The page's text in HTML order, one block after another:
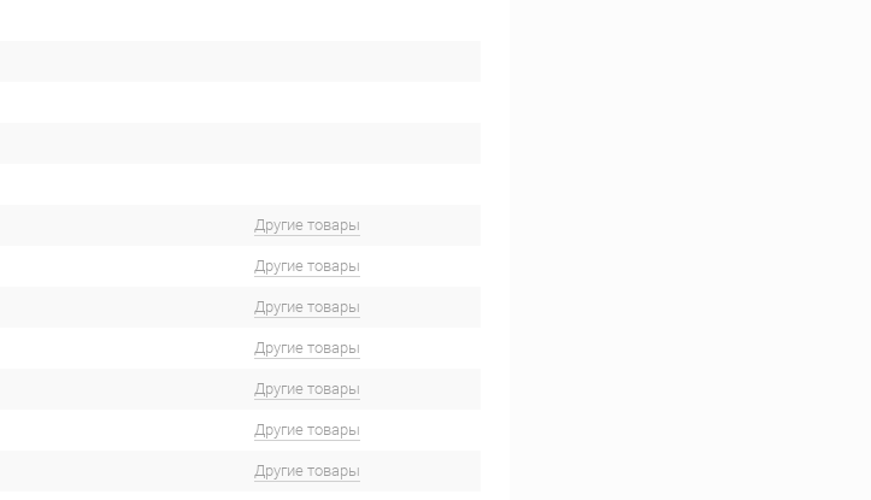
Другие товары
Другие товары
Другие товары
Другие товары
Другие товары
Другие товары
Другие товары